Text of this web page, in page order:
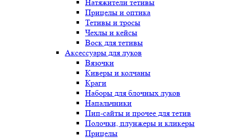
Натяжители тетивы
Прицелы и оптика
Тетивы и тросы
Чехлы и кейсы
Воск для тетивы
Аксессуары для луков
Вязочки
Киверы и колчаны
Краги
Наборы для блочных луков
Напальчники
Пип-сайты и прочее для тетив
Полочки, плунжеры и кликеры
Прицелы